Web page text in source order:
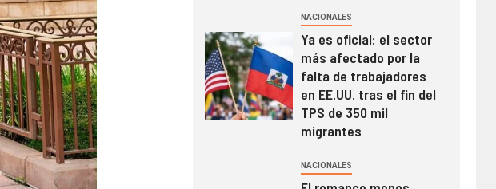
NACIONALES
Ya es oficial: el sector
más afectado por la
falta de trabajadores
en EE.UU. tras el fin del
TPS de 350 mil
migrantes
NACIONALES